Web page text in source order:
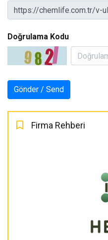
Doğrulama Kodu
Firma Rehberi